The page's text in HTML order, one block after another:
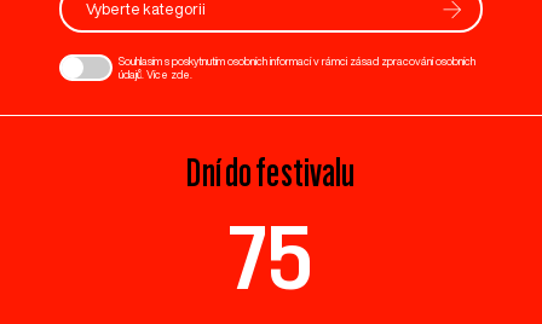
Vyberte kategorii
Souhlasím s poskytnutím osobních informací v rámci zásad zpracování osobních
údajů. Více zde
Dní do festivalu
75